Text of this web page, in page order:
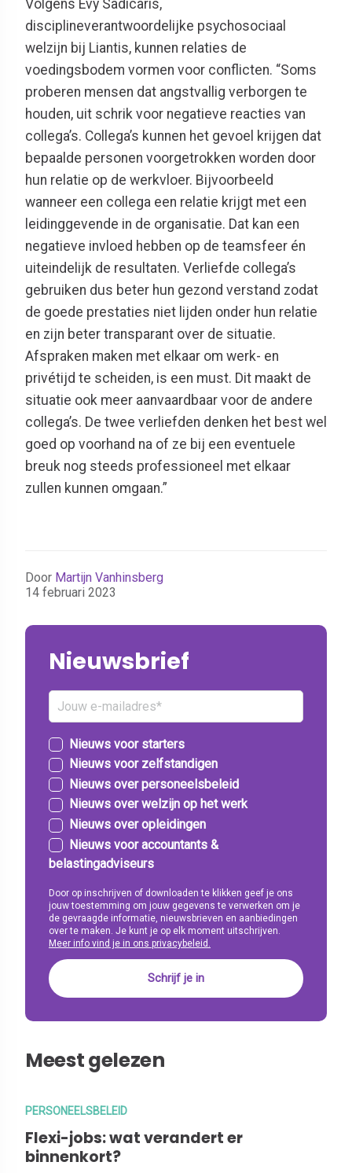
Volgens Evy Sadicaris,
disciplineverantwoordelijke psychosociaal
welzijn bij Liantis, kunnen relaties de
voedingsbodem vormen voor conflicten. “Soms
proberen mensen dat angstvallig verborgen te
houden, uit schrik voor negatieve reacties van
collega’s. Collega’s kunnen het gevoel krijgen dat
bepaalde personen voorgetrokken worden door
hun relatie op de werkvloer. Bijvoorbeeld
wanneer een collega een relatie krijgt met een
leidinggevende in de organisatie. Dat kan een
negatieve invloed hebben op de teamsfeer én
uiteindelijk de resultaten. Verliefde collega’s
gebruiken dus beter hun gezond verstand zodat
de goede prestaties niet lijden onder hun relatie
en zijn beter transparant over de situatie.
Afspraken maken met elkaar om werk- en
privétijd te scheiden, is een must. Dit maakt de
situatie ook meer aanvaardbaar voor de andere
collega’s. De twee verliefden denken het best wel
goed op voorhand na of ze bij een eventuele
breuk nog steeds professioneel met elkaar
zullen kunnen omgaan.”
Door Martijn Vanhinsberg
14 februari 2023
Nieuwsbrief
Nieuws voor starters
Nieuws voor zelfstandigen
Nieuws over personeelsbeleid
Nieuws over welzijn op het werk
Nieuws over opleidingen
Nieuws voor accountants &
belastingadviseurs
Door op inschrijven of downloaden te klikken geef je ons
jouw toestemming om jouw gegevens te verwerken om je
de gevraagde informatie, nieuwsbrieven en aanbiedingen
over te maken. Je kunt je op elk moment uitschrijven.
Meer info vind je in ons privacybeleid.
Meest gelezen
PERSONEELSBELEID
Flexi-jobs: wat verandert er
binnenkort?